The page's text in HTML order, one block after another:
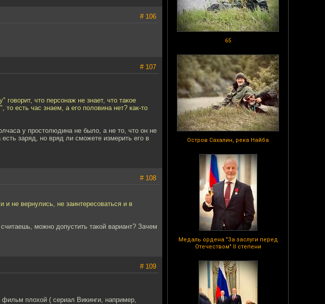
65
Остров Сахалин, река Найба
Медаль ордена "За заслуги перед
Отечеством" II степени
# 106
# 107
что персонаж не знает, что такое
то есть час знаем, а его половина нет? как-то
у простолюдина не было, а не то, что он не
заряд, но вряд ли сможете измерить его в
# 108
не вернулись, не заинтересоваться и в
можно допустить такой вариант? Зачем
# 109
фильм плохой ( сериал Викинги, например,